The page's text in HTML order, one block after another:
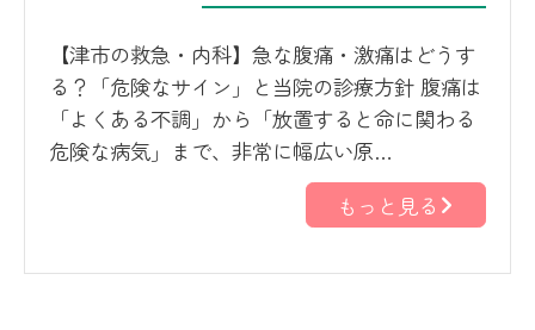
【津市の救急・内科】急な腹痛・激痛はどうす
る？「危険なサイン」と当院の診療方針 腹痛は
「よくある不調」から「放置すると命に関わる
危険な病気」まで、非常に幅広い原…
もっと見る